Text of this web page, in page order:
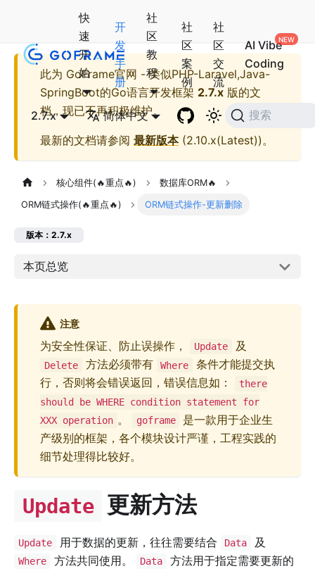
快
速
开
始
开
发
手
册
社
区
教
程
社
区
案
例
社
区
交
流
AI Vibe
Coding
2.7.x 简体中文 搜索
此为 GoFrame官网 - 类似PHP-Laravel,Java-
SpringBoot的Go语言开发框架 2.7.x 版的文
档，现已不再积极维护。
最新的文档请参阅 最新版本(2.10.x(Latest))。
核心组件(🔥重点🔥) 数据库ORM🔥
ORM链式操作(🔥重点🔥) ORM链式操作-更新删除
版本：2.7.x
本页总览
注意
为安全性保证、防止误操作， Update 及
Delete 方法必须带有 Where
条件才能提交执
行，否则将会错误返回，错误信息如：
there
should be WHERE condition statement for
XXX operation 。 goframe
是一款用于企业生
产级别的框架，各个模块设计严谨，工程实践的
细节处理得比较好。
Update 更新方法
Update 用于数据的更新，往往需要结合 Data 及
Where 方法共同使用。 Data
方法用于指定需要更新的